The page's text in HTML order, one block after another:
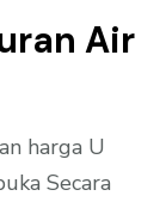
Air
harga U
Secara